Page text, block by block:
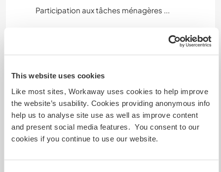
This website uses cookies
Like most sites, Workaway uses cookies to help improve
the website’s usability. Cookies providing anonymous info
help us to analyse site use as well as improve content
and present social media features. You consent to our
cookies if you continue to use our website.
Participation aux tâches ménagères ...
-------------------------------------------
-------------------------------------------
-------------------------------------------
Gesprochene Sprachen
Deutsch: Fließend
Französisch: Fließend
Englisch: Gute Kenntnisse